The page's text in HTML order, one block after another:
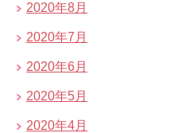
2020年8月
2020年7月
2020年6月
2020年5月
2020年4月